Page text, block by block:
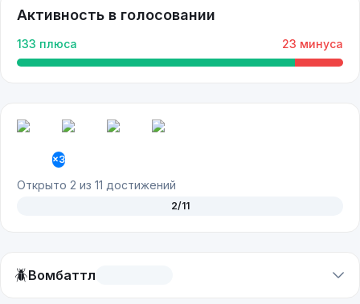
Активность в голосовании
133 плюса 23 минуса
×3
Открыто 2 из 11 достижений
2/11
🪲Вомбаттл